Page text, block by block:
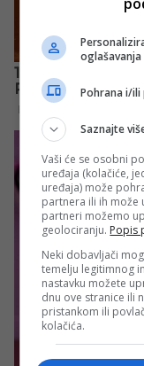
oglašavanja
Pohrana i/ili
Saznajte
Vaši će se osobni
uređaja (kolačiće,
uređaja) može
partnera ili ih može
partneri možemo
geolociranju. Popis
Neki dobavljači
temelju legitimnog
nastavku možete
dnu ove stranice ili
pristankom ili
kolačića.